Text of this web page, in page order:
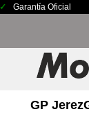
Garantía Oficial
GP Jerez